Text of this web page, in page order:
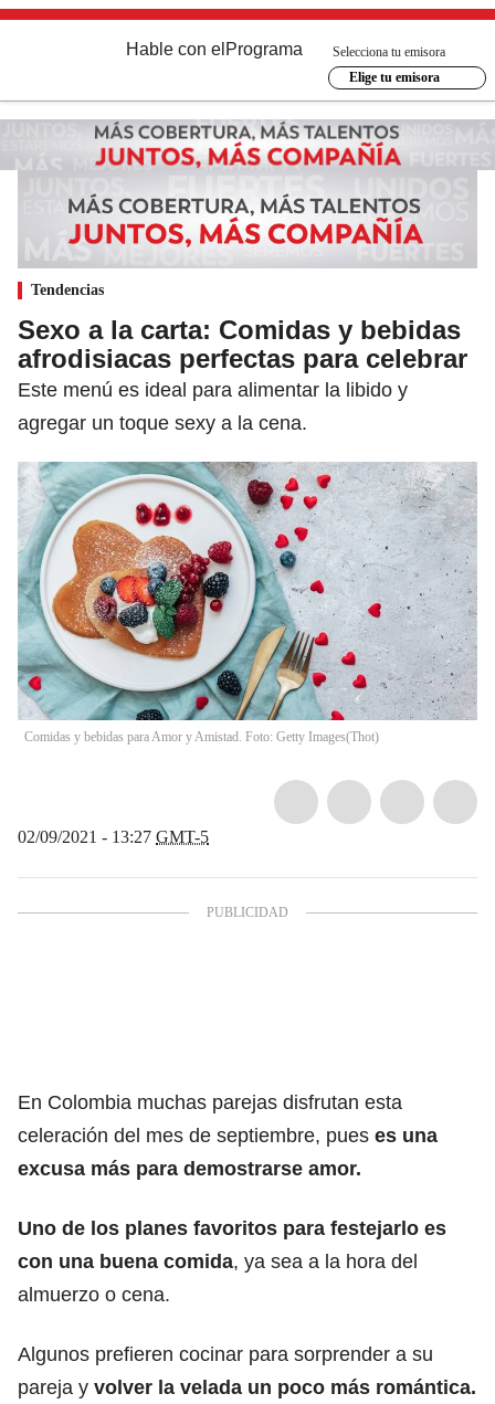
Hable con el Programa
Selecciona tu emisora
Elige tu emisora
Tendencias
Sexo a la carta: Comidas y bebidas
afrodisiacas perfectas para celebrar
Este menú es ideal para alimentar la libido y
agregar un toque sexy a la cena.
Comidas y bebidas para Amor y Amistad. Foto: Getty Images(Thot)
02/09/2021 - 13:27 GMT-5
En Colombia muchas parejas disfrutan esta
celeración del mes de septiembre, pues es una
excusa más para demostrarse amor.
Uno de los planes favoritos para festejarlo es
con una buena comida, ya sea a la hora del
almuerzo o cena.
Algunos prefieren cocinar para sorprender a su
pareja y volver la velada un poco más romántica.